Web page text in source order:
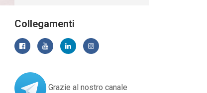
Collegamenti
Grazie al nostro canale